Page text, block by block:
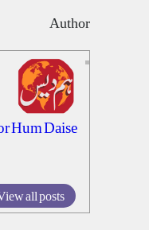
Author
Hum Daise
all posts